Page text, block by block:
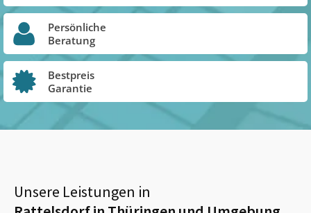
Persönliche
Beratung
Bestpreis
Garantie
Unsere Leistungen in